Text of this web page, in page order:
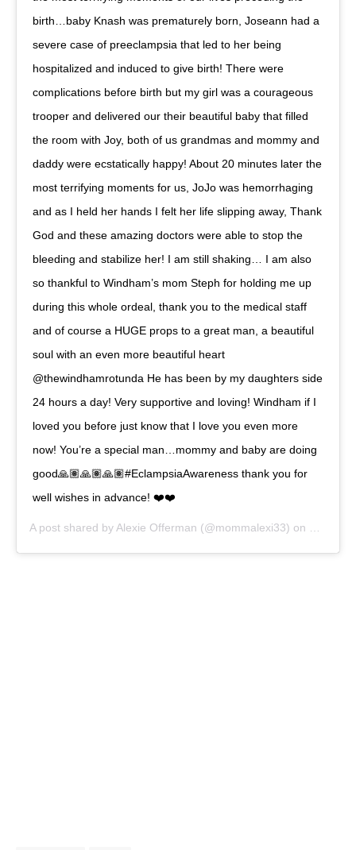
birth…baby Knash was prematurely born, Joseann had a
severe case of preeclampsia that led to her being
hospitalized and induced to give birth! There were
complications before birth but my girl was a courageous
trooper and delivered our their beautiful baby that filled
the room with Joy, both of us grandmas and mommy and
daddy were ecstatically happy! About 20 minutes later the
most terrifying moments for us, JoJo was hemorrhaging
and as I held her hands I felt her life slipping away, Thank
God and these amazing doctors were able to stop the
bleeding and stabilize her! I am still shaking… I am also
so thankful to Windham’s mom Steph for holding me up
during this whole ordeal, thank you to the medical staff
and of course a HUGE props to a great man, a beautiful
soul with an even more beautiful heart
@thewindhamrotunda He has been by my daughters side
24 hours a day! Very supportive and loving! Windham if I
loved you before just know that I love you even more
now! You’re a special man…mommy and baby are doing
good🙏🏽🙏🏽🙏🏽#EclampsiaAwareness thank you for
well wishes in advance! ❤️❤️
A post shared by Alexie Offerman (@mommalexi33) on